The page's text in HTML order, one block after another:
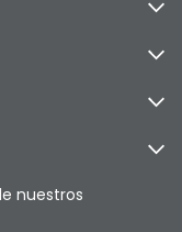
nuestros